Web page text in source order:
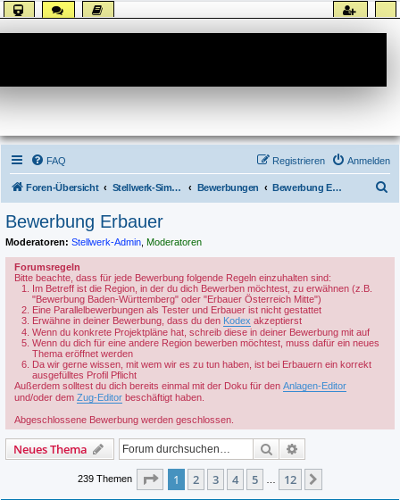
FAQ Anmelden
Registrieren
Foren-Übersicht Stellwerk-Sim allgemein Bewerbungen Bewerbung Erbauer
Bewerbung Erbauer
Moderatoren: Stellwerk-Admin Moderatoren
Forumsregeln
Bitte beachte, dass für jede Bewerbung folgende Regeln einzuhalten sind:
Im Betreff ist die Region, in der du dich Bewerben möchtest, zu erwähnen (z.B.
"Bewerbung Baden-Württemberg" oder "Erbauer Österreich Mitte")
Eine Parallelbewerbungen als Tester und Erbauer ist nicht gestattet
Erwähne in deiner Bewerbung, dass du den Kodex akzeptierst
Wenn du konkrete Projektpläne hat, schreib diese in deiner Bewerbung mit auf
Wenn du dich für eine andere Region bewerben möchtest, muss dafür ein neues
Thema eröffnet werden
Da wir gerne wissen, mit wem wir es zu tun haben, ist bei Erbauern ein korrekt
ausgefülltes Profil Pflicht
Außerdem solltest du dich bereits einmal mit der Doku für den Anlagen-Editor
und/oder dem Zug-Editor beschäftigt haben.
Abgeschlossene Bewerbung werden geschlossen.
Neues Thema Suche
239 Themen Seite 1von 12
1 2 3 4 5 12